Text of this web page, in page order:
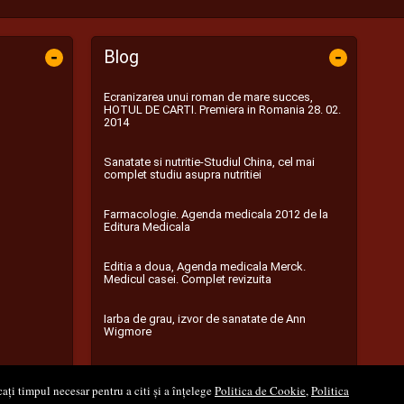
timpul necesar pentru a citi și a înțelegePolitica de Cookie,Politica
- Blog -
Ecranizarea unui roman de mare succes,
HOTUL DE CARTI. Premiera in Romania 28. 02.
2014
Sanatate si nutritie-Studiul China, cel mai
complet studiu asupra nutritiei
Farmacologie. Agenda medicala 2012 de la
Editura Medicala
Editia a doua, Agenda medicala Merck.
Medicul casei. Complet revizuita
Iarba de grau, izvor de sanatate de Ann
Wigmore